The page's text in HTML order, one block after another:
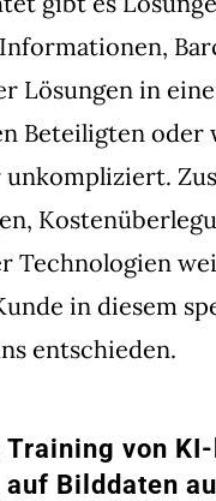
Lösungen in
Beteiligten oder
Technologien
in diesem
entschieden.
Training von
Bilddaten